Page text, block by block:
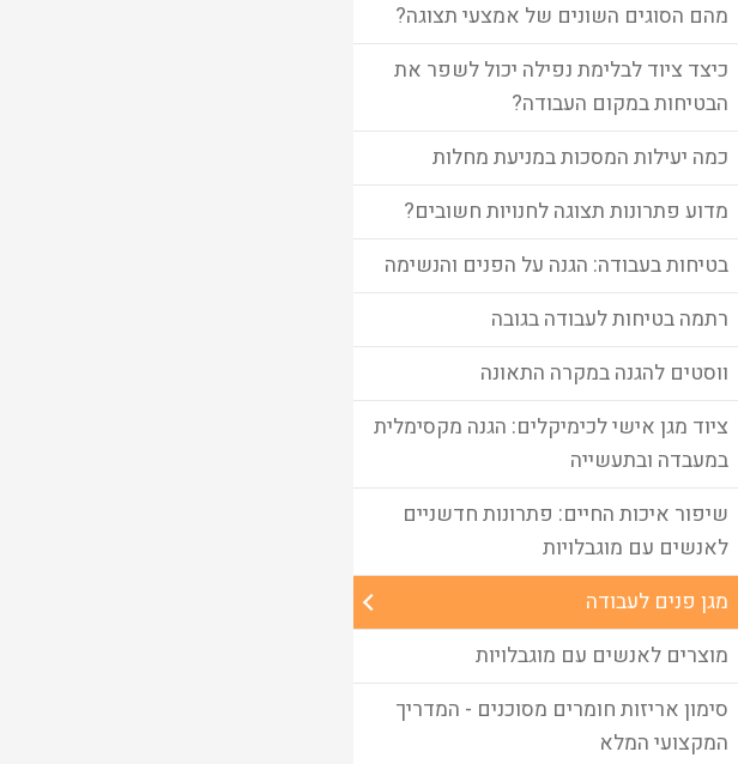
מהם הסוגים השונים של אמצעי תצוגה?
כיצד ציוד לבלימת נפילה יכול לשפר את
הבטיחות במקום העבודה?
כמה יעילות המסכות במניעת מחלות
מדוע פתרונות תצוגה לחנויות חשובים?
בטיחות בעבודה: הגנה על הפנים והנשימה
רתמה בטיחות לעבודה בגובה
ווסטים להגנה במקרה התאונה
ציוד מגן אישי לכימיקלים: הגנה מקסימלית
במעבדה ובתעשייה
שיפור איכות החיים: פתרונות חדשניים
לאנשים עם מוגבלויות
מגן פנים לעבודה
מוצרים לאנשים עם מוגבלויות
סימון אריזות חומרים מסוכנים - המדריך
המקצועי המלא